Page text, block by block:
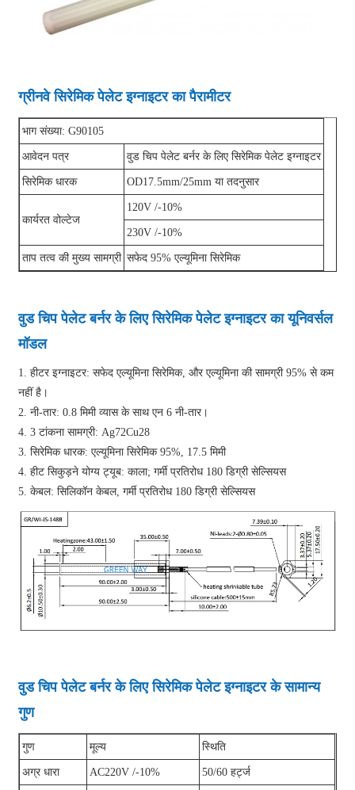
ग्रीनवे सिरेमिक पेलेट इग्नाइटर का पैरामीटर
भाग संख्या: G90105
आवेदन पत्र वुड चिप पेलेट बर्नर के लिए सिरेमिक पेलेट इग्नाइटर
सिरेमिक धारक OD17.5mm/25mm या तदनुसार
कार्यरत वोल्टेज
120V /-10%
230V /-10%
ताप तत्व की मुख्य सामग्री सफेद 95% एल्यूमिना सिरेमिक
वुड चिप पेलेट बर्नर के लिए सिरेमिक पेलेट इग्नाइटर का यूनिवर्सल
मॉडल
1. हीटर इग्नाइटर: सफेद एल्यूमिना सिरेमिक, और एल्यूमिना की सामग्री 95% से कम
नहीं है।
2. नी-तार: 0.8 मिमी व्यास के साथ एन 6 नी-तार।
4. 3 टांकना सामग्री: Ag72Cu28
3. सिरेमिक धारक: एल्यूमिना सिरेमिक 95%, 17.5 मिमी
4. हीट सिकुड़ने योग्य ट्यूब: काला; गर्मी प्रतिरोध 180 डिग्री सेल्सियस
5. केबल: सिलिकॉन केबल, गर्मी प्रतिरोध 180 डिग्री सेल्सियस
वुड चिप पेलेट बर्नर के लिए सिरेमिक पेलेट इग्नाइटर के सामान्य
गुण
गुण मूल्य स्थि‍ति
अग्र धारा AC220V /-10% 50/60 हर्ट्ज